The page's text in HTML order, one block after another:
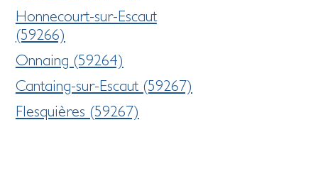
Honnecourt-sur-Escaut
(59266)
Onnaing (59264)
Cantaing-sur-Escaut (59267)
Flesquières (59267)